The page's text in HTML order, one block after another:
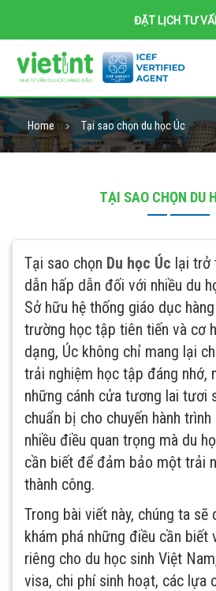
ĐẶT LỊCH TƯ
Home Tại sao chọn du học Úc
TẠI SAO CHỌN DU
Tại sao chọn Du học Úc lại trở
dẫn hấp dẫn đối với nhiều du
Sở hữu hệ thống giáo dục
trường học tập tiên tiến và cơ
dạng, Úc không chỉ mang lại
trải nghiệm học tập đáng nhớ,
những cánh cửa tương lai tươi
chuẩn bị cho chuyến hành trình
nhiều điều quan trọng mà du
cần biết để đảm bảo một trải
thành công.
Trong bài viết này, chúng ta sẽ
khám phá những điều cần biết
riêng cho du học sinh Việt
visa, chi phí sinh hoạt, các lựa